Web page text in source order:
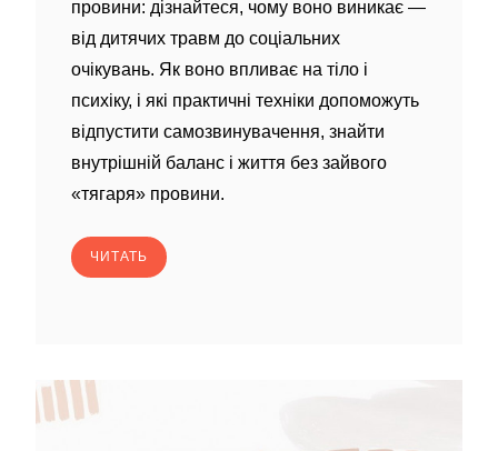
провини: дізнайтеся, чому воно виникає —
від дитячих травм до соціальних
очікувань. Як воно впливає на тіло і
психіку, і які практичні техніки допоможуть
відпустити самозвинувачення, знайти
внутрішній баланс і життя без зайвого
«тягаря» провини.
ЧИТАТЬ